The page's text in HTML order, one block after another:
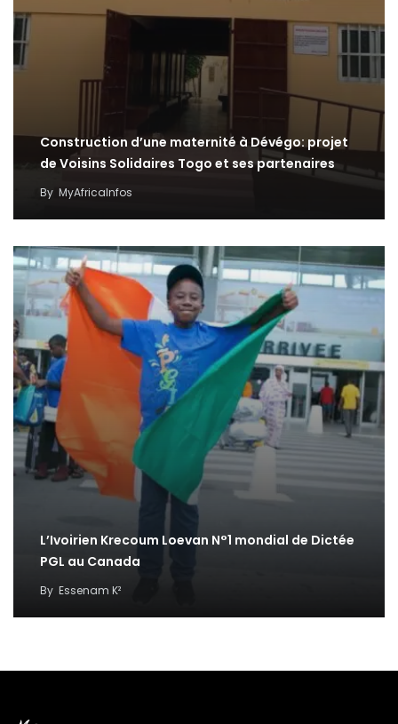
Construction d’une maternité à Dévégo: projet
de Voisins Solidaires Togo et ses partenaires
By MyAfricaInfos
L’Ivoirien Krecoum Loevan N°1 mondial de Dictée
PGL au Canada
By Essenam K²